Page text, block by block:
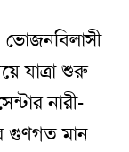
ভোজনবিলাসী
যাত্রা শুরু
নারী-
গুণগত মান